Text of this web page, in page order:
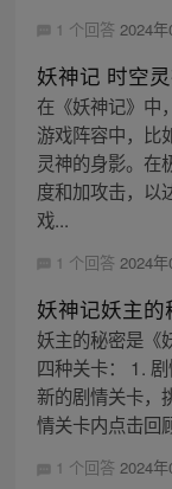
1 个回答 2024
妖神记 时空
在《妖神记》中
游戏阵容中，比
灵神的身影。在
度和加攻击，以
戏...
1 个回答 2024
妖神记妖主的
妖主的秘密是《
四种关卡： 1.
新的剧情关卡，
情关卡内点击回
1 个回答 2024